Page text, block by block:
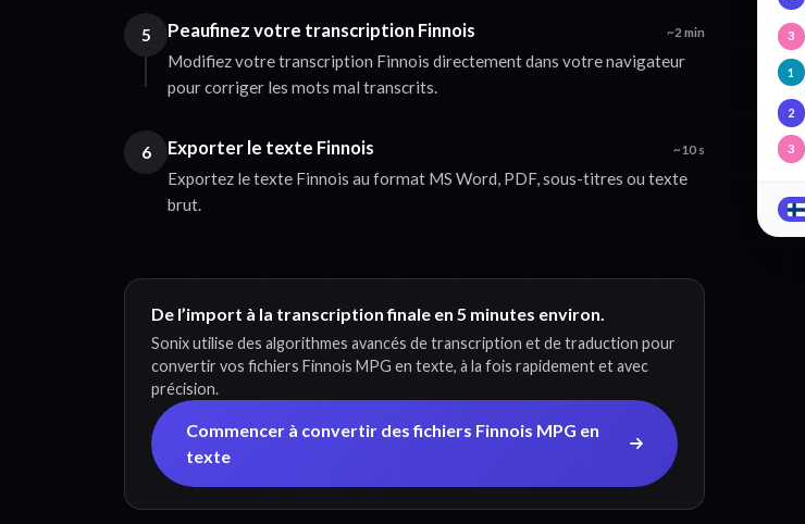
5 Peaufinez votre transcription Finnois ~2 min
Modifiez votre transcription Finnois directement dans votre navigateur
pour corriger les mots mal transcrits.
6 Exporter le texte Finnois ~10 s
Exportez le texte Finnois au format MS Word, PDF, sous-titres ou texte
brut.
De l’import à la transcription finale en 5 minutes environ.
Sonix utilise des algorithmes avancés de transcription et de traduction pour
convertir vos fichiers Finnois MPG en texte, à la fois rapidement et avec
précision.
Commencer à convertir des fichiers Finnois MPG en
texte
3
1
2
3